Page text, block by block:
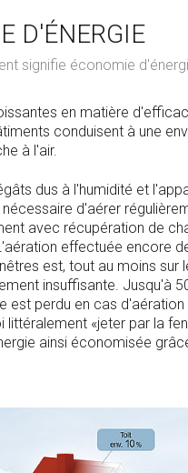
D'ÉNERGIE
signifie économie
en matière
conduisent à une
à l'air.
dus à l'humidité et
d'aérer
avec récupération de
effectuée encore
est, tout au moins sur
insuffisante. Jusqu'à
est perdu en cas d'aération
littéralement «jeter par la
ainsi économisée